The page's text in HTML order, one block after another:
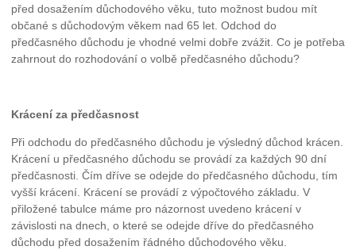
před dosažením důchodového věku, tuto možnost budou mít
občané s důchodovým věkem nad 65 let. Odchod do
předčasného důchodu je vhodné velmi dobře zvážit. Co je potřeba
zahrnout do rozhodování o volbě předčasného důchodu?
Krácení za předčasnost
Při odchodu do předčasného důchodu je výsledný důchod krácen.
Krácení u předčasného důchodu se provádí za každých 90 dní
předčasnosti. Čím dříve se odejde do předčasného důchodu, tím
vyšší krácení. Krácení se provádí z výpočtového základu. V
přiložené tabulce máme pro názornost uvedeno krácení v
závislosti na dnech, o které se odejde dříve do předčasného
důchodu před dosažením řádného důchodového věku.